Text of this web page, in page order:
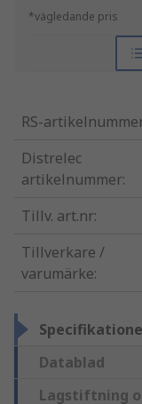
*vägledande pris
RS-
Distrelec
artikelnummer:
Tillv. art.nr:
Tillverkare /
varumärke:
Datablad
Lagstiftning